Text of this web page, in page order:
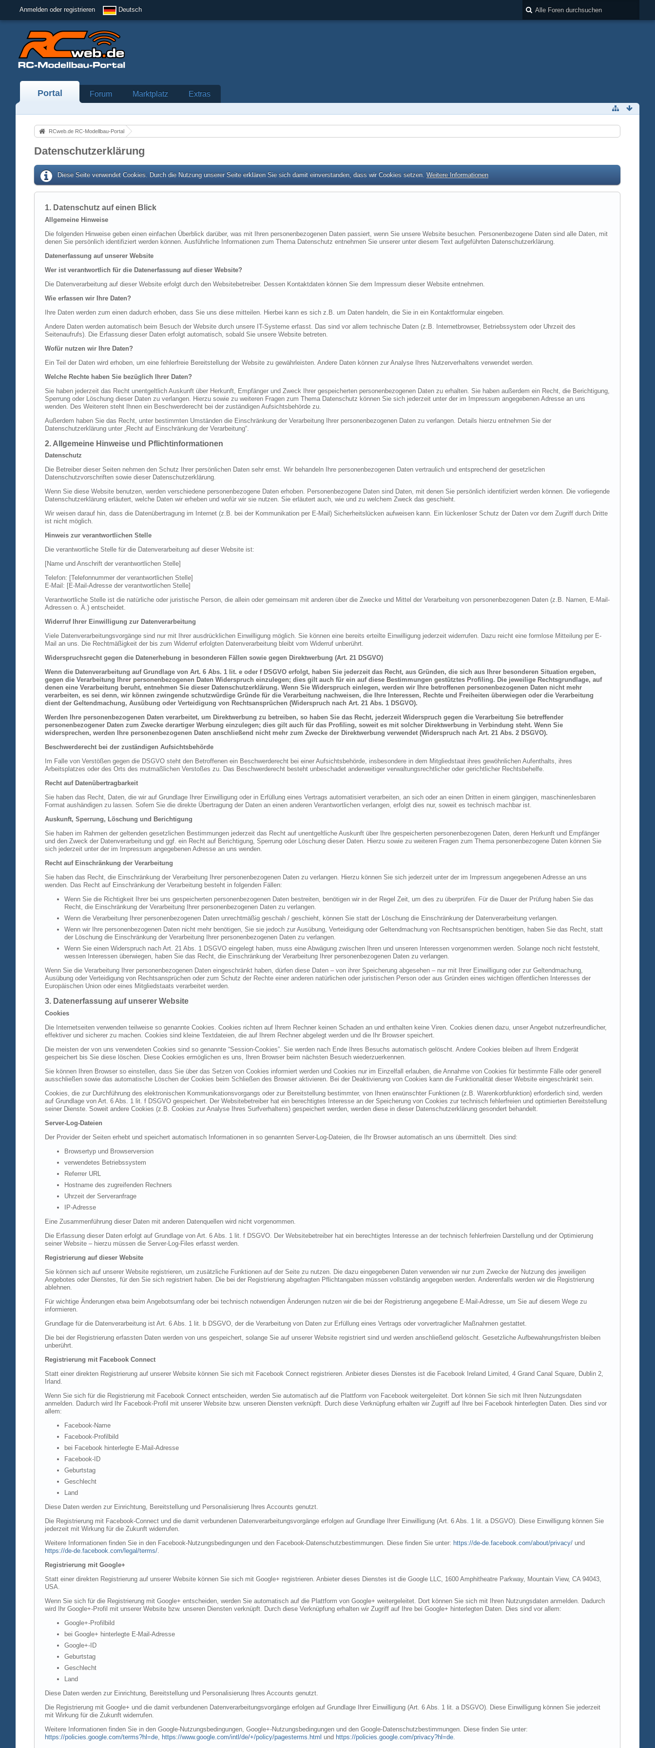
Anmelden oder registrieren Deutsch
Portal Forum Marktplatz Extras
RCweb.de RC-Modellbau-Portal
Datenschutzerklärung
Diese Seite verwendet Cookies. Durch die Nutzung unserer Seite erklären Sie sich damit einverstanden, dass wir Cookies setzen. Weitere Informationen
1. Datenschutz auf einen Blick
Allgemeine Hinweise
Die folgenden Hinweise geben einen einfachen Überblick darüber, was mit Ihren personenbezogenen Daten passiert, wenn Sie unsere Website besuchen. Personenbezogene Daten sind alle Daten, mit
denen Sie persönlich identifiziert werden können. Ausführliche Informationen zum Thema Datenschutz entnehmen Sie unserer unter diesem Text aufgeführten Datenschutzerklärung.
Datenerfassung auf unserer Website
Wer ist verantwortlich für die Datenerfassung auf dieser Website?
Die Datenverarbeitung auf dieser Website erfolgt durch den Websitebetreiber. Dessen Kontaktdaten können Sie dem Impressum dieser Website entnehmen.
Wie erfassen wir Ihre Daten?
Ihre Daten werden zum einen dadurch erhoben, dass Sie uns diese mitteilen. Hierbei kann es sich z.B. um Daten handeln, die Sie in ein Kontaktformular eingeben.
Andere Daten werden automatisch beim Besuch der Website durch unsere IT-Systeme erfasst. Das sind vor allem technische Daten (z.B. Internetbrowser, Betriebssystem oder Uhrzeit des
Seitenaufrufs). Die Erfassung dieser Daten erfolgt automatisch, sobald Sie unsere Website betreten.
Wofür nutzen wir Ihre Daten?
Ein Teil der Daten wird erhoben, um eine fehlerfreie Bereitstellung der Website zu gewährleisten. Andere Daten können zur Analyse Ihres Nutzerverhaltens verwendet werden.
Welche Rechte haben Sie bezüglich Ihrer Daten?
Sie haben jederzeit das Recht unentgeltlich Auskunft über Herkunft, Empfänger und Zweck Ihrer gespeicherten personenbezogenen Daten zu erhalten. Sie haben außerdem ein Recht, die Berichtigung,
Sperrung oder Löschung dieser Daten zu verlangen. Hierzu sowie zu weiteren Fragen zum Thema Datenschutz können Sie sich jederzeit unter der im Impressum angegebenen Adresse an uns
wenden. Des Weiteren steht Ihnen ein Beschwerderecht bei der zuständigen Aufsichtsbehörde zu.
Außerdem haben Sie das Recht, unter bestimmten Umständen die Einschränkung der Verarbeitung Ihrer personenbezogenen Daten zu verlangen. Details hierzu entnehmen Sie der
Datenschutzerklärung unter „Recht auf Einschränkung der Verarbeitung“.
2. Allgemeine Hinweise und Pflichtinformationen
Datenschutz
Die Betreiber dieser Seiten nehmen den Schutz Ihrer persönlichen Daten sehr ernst. Wir behandeln Ihre personenbezogenen Daten vertraulich und entsprechend der gesetzlichen
Datenschutzvorschriften sowie dieser Datenschutzerklärung.
Wenn Sie diese Website benutzen, werden verschiedene personenbezogene Daten erhoben. Personenbezogene Daten sind Daten, mit denen Sie persönlich identifiziert werden können. Die vorliegende
Datenschutzerklärung erläutert, welche Daten wir erheben und wofür wir sie nutzen. Sie erläutert auch, wie und zu welchem Zweck das geschieht.
Wir weisen darauf hin, dass die Datenübertragung im Internet (z.B. bei der Kommunikation per E-Mail) Sicherheitslücken aufweisen kann. Ein lückenloser Schutz der Daten vor dem Zugriff durch Dritte
ist nicht möglich.
Hinweis zur verantwortlichen Stelle
Die verantwortliche Stelle für die Datenverarbeitung auf dieser Website ist:
[Name und Anschrift der verantwortlichen Stelle]
Telefon: [Telefonnummer der verantwortlichen Stelle]
E-Mail: [E-Mail-Adresse der verantwortlichen Stelle]
Verantwortliche Stelle ist die natürliche oder juristische Person, die allein oder gemeinsam mit anderen über die Zwecke und Mittel der Verarbeitung von personenbezogenen Daten (z.B. Namen, E-Mail-
Adressen o. Ä.) entscheidet.
Widerruf Ihrer Einwilligung zur Datenverarbeitung
Viele Datenverarbeitungsvorgänge sind nur mit Ihrer ausdrücklichen Einwilligung möglich. Sie können eine bereits erteilte Einwilligung jederzeit widerrufen. Dazu reicht eine formlose Mitteilung per E-
Mail an uns. Die Rechtmäßigkeit der bis zum Widerruf erfolgten Datenverarbeitung bleibt vom Widerruf unberührt.
Widerspruchsrecht gegen die Datenerhebung in besonderen Fällen sowie gegen Direktwerbung (Art. 21 DSGVO)
Wenn die Datenverarbeitung auf Grundlage von Art. 6 Abs. 1 lit. e oder f DSGVO erfolgt, haben Sie jederzeit das Recht, aus Gründen, die sich aus Ihrer besonderen Situation ergeben,
gegen die Verarbeitung Ihrer personenbezogenen Daten Widerspruch einzulegen; dies gilt auch für ein auf diese Bestimmungen gestütztes Profiling. Die jeweilige Rechtsgrundlage, auf
denen eine Verarbeitung beruht, entnehmen Sie dieser Datenschutzerklärung. Wenn Sie Widerspruch einlegen, werden wir Ihre betroffenen personenbezogenen Daten nicht mehr
verarbeiten, es sei denn, wir können zwingende schutzwürdige Gründe für die Verarbeitung nachweisen, die Ihre Interessen, Rechte und Freiheiten überwiegen oder die Verarbeitung
dient der Geltendmachung, Ausübung oder Verteidigung von Rechtsansprüchen (Widerspruch nach Art. 21 Abs. 1 DSGVO).
Werden Ihre personenbezogenen Daten verarbeitet, um Direktwerbung zu betreiben, so haben Sie das Recht, jederzeit Widerspruch gegen die Verarbeitung Sie betreffender
personenbezogener Daten zum Zwecke derartiger Werbung einzulegen; dies gilt auch für das Profiling, soweit es mit solcher Direktwerbung in Verbindung steht. Wenn Sie
widersprechen, werden Ihre personenbezogenen Daten anschließend nicht mehr zum Zwecke der Direktwerbung verwendet (Widerspruch nach Art. 21 Abs. 2 DSGVO).
Beschwerderecht bei der zuständigen Aufsichtsbehörde
Im Falle von Verstößen gegen die DSGVO steht den Betroffenen ein Beschwerderecht bei einer Aufsichtsbehörde, insbesondere in dem Mitgliedstaat ihres gewöhnlichen Aufenthalts, ihres
Arbeitsplatzes oder des Orts des mutmaßlichen Verstoßes zu. Das Beschwerderecht besteht unbeschadet anderweitiger verwaltungsrechtlicher oder gerichtlicher Rechtsbehelfe.
Recht auf Datenübertragbarkeit
Sie haben das Recht, Daten, die wir auf Grundlage Ihrer Einwilligung oder in Erfüllung eines Vertrags automatisiert verarbeiten, an sich oder an einen Dritten in einem gängigen, maschinenlesbaren
Format aushändigen zu lassen. Sofern Sie die direkte Übertragung der Daten an einen anderen Verantwortlichen verlangen, erfolgt dies nur, soweit es technisch machbar ist.
Auskunft, Sperrung, Löschung und Berichtigung
Sie haben im Rahmen der geltenden gesetzlichen Bestimmungen jederzeit das Recht auf unentgeltliche Auskunft über Ihre gespeicherten personenbezogenen Daten, deren Herkunft und Empfänger
und den Zweck der Datenverarbeitung und ggf. ein Recht auf Berichtigung, Sperrung oder Löschung dieser Daten. Hierzu sowie zu weiteren Fragen zum Thema personenbezogene Daten können Sie
sich jederzeit unter der im Impressum angegebenen Adresse an uns wenden.
Recht auf Einschränkung der Verarbeitung
Sie haben das Recht, die Einschränkung der Verarbeitung Ihrer personenbezogenen Daten zu verlangen. Hierzu können Sie sich jederzeit unter der im Impressum angegebenen Adresse an uns
wenden. Das Recht auf Einschränkung der Verarbeitung besteht in folgenden Fällen:
Wenn Sie die Richtigkeit Ihrer bei uns gespeicherten personenbezogenen Daten bestreiten, benötigen wir in der Regel Zeit, um dies zu überprüfen. Für die Dauer der Prüfung haben Sie das
Recht, die Einschränkung der Verarbeitung Ihrer personenbezogenen Daten zu verlangen.
Wenn die Verarbeitung Ihrer personenbezogenen Daten unrechtmäßig geschah / geschieht, können Sie statt der Löschung die Einschränkung der Datenverarbeitung verlangen.
Wenn wir Ihre personenbezogenen Daten nicht mehr benötigen, Sie sie jedoch zur Ausübung, Verteidigung oder Geltendmachung von Rechtsansprüchen benötigen, haben Sie das Recht, statt
der Löschung die Einschränkung der Verarbeitung Ihrer personenbezogenen Daten zu verlangen.
Wenn Sie einen Widerspruch nach Art. 21 Abs. 1 DSGVO eingelegt haben, muss eine Abwägung zwischen Ihren und unseren Interessen vorgenommen werden. Solange noch nicht feststeht,
wessen Interessen überwiegen, haben Sie das Recht, die Einschränkung der Verarbeitung Ihrer personenbezogenen Daten zu verlangen.
Wenn Sie die Verarbeitung Ihrer personenbezogenen Daten eingeschränkt haben, dürfen diese Daten – von ihrer Speicherung abgesehen – nur mit Ihrer Einwilligung oder zur Geltendmachung,
Ausübung oder Verteidigung von Rechtsansprüchen oder zum Schutz der Rechte einer anderen natürlichen oder juristischen Person oder aus Gründen eines wichtigen öffentlichen Interesses der
Europäischen Union oder eines Mitgliedstaats verarbeitet werden.
3. Datenerfassung auf unserer Website
Cookies
Die Internetseiten verwenden teilweise so genannte Cookies. Cookies richten auf Ihrem Rechner keinen Schaden an und enthalten keine Viren. Cookies dienen dazu, unser Angebot nutzerfreundlicher,
effektiver und sicherer zu machen. Cookies sind kleine Textdateien, die auf Ihrem Rechner abgelegt werden und die Ihr Browser speichert.
Die meisten der von uns verwendeten Cookies sind so genannte “Session-Cookies”. Sie werden nach Ende Ihres Besuchs automatisch gelöscht. Andere Cookies bleiben auf Ihrem Endgerät
gespeichert bis Sie diese löschen. Diese Cookies ermöglichen es uns, Ihren Browser beim nächsten Besuch wiederzuerkennen.
Sie können Ihren Browser so einstellen, dass Sie über das Setzen von Cookies informiert werden und Cookies nur im Einzelfall erlauben, die Annahme von Cookies für bestimmte Fälle oder generell
ausschließen sowie das automatische Löschen der Cookies beim Schließen des Browser aktivieren. Bei der Deaktivierung von Cookies kann die Funktionalität dieser Website eingeschränkt sein.
Cookies, die zur Durchführung des elektronischen Kommunikationsvorgangs oder zur Bereitstellung bestimmter, von Ihnen erwünschter Funktionen (z.B. Warenkorbfunktion) erforderlich sind, werden
auf Grundlage von Art. 6 Abs. 1 lit. f DSGVO gespeichert. Der Websitebetreiber hat ein berechtigtes Interesse an der Speicherung von Cookies zur technisch fehlerfreien und optimierten Bereitstellung
seiner Dienste. Soweit andere Cookies (z.B. Cookies zur Analyse Ihres Surfverhaltens) gespeichert werden, werden diese in dieser Datenschutzerklärung gesondert behandelt.
Server-Log-Dateien
Der Provider der Seiten erhebt und speichert automatisch Informationen in so genannten Server-Log-Dateien, die Ihr Browser automatisch an uns übermittelt. Dies sind:
Browsertyp und Browserversion
verwendetes Betriebssystem
Referrer URL
Hostname des zugreifenden Rechners
Uhrzeit der Serveranfrage
IP-Adresse
Eine Zusammenführung dieser Daten mit anderen Datenquellen wird nicht vorgenommen.
Die Erfassung dieser Daten erfolgt auf Grundlage von Art. 6 Abs. 1 lit. f DSGVO. Der Websitebetreiber hat ein berechtigtes Interesse an der technisch fehlerfreien Darstellung und der Optimierung
seiner Website – hierzu müssen die Server-Log-Files erfasst werden.
Registrierung auf dieser Website
Sie können sich auf unserer Website registrieren, um zusätzliche Funktionen auf der Seite zu nutzen. Die dazu eingegebenen Daten verwenden wir nur zum Zwecke der Nutzung des jeweiligen
Angebotes oder Dienstes, für den Sie sich registriert haben. Die bei der Registrierung abgefragten Pflichtangaben müssen vollständig angegeben werden. Anderenfalls werden wir die Registrierung
ablehnen.
Für wichtige Änderungen etwa beim Angebotsumfang oder bei technisch notwendigen Änderungen nutzen wir die bei der Registrierung angegebene E-Mail-Adresse, um Sie auf diesem Wege zu
informieren.
Grundlage für die Datenverarbeitung ist Art. 6 Abs. 1 lit. b DSGVO, der die Verarbeitung von Daten zur Erfüllung eines Vertrags oder vorvertraglicher Maßnahmen gestattet.
Die bei der Registrierung erfassten Daten werden von uns gespeichert, solange Sie auf unserer Website registriert sind und werden anschließend gelöscht. Gesetzliche Aufbewahrungsfristen bleiben
unberührt.
Registrierung mit Facebook Connect
Statt einer direkten Registrierung auf unserer Website können Sie sich mit Facebook Connect registrieren. Anbieter dieses Dienstes ist die Facebook Ireland Limited, 4 Grand Canal Square, Dublin 2,
Irland.
Wenn Sie sich für die Registrierung mit Facebook Connect entscheiden, werden Sie automatisch auf die Plattform von Facebook weitergeleitet. Dort können Sie sich mit Ihren Nutzungsdaten
anmelden. Dadurch wird Ihr Facebook-Profil mit unserer Website bzw. unseren Diensten verknüpft. Durch diese Verknüpfung erhalten wir Zugriff auf Ihre bei Facebook hinterlegten Daten. Dies sind vor
allem:
Facebook-Name
Facebook-Profilbild
bei Facebook hinterlegte E-Mail-Adresse
Facebook-ID
Geburtstag
Geschlecht
Land
Diese Daten werden zur Einrichtung, Bereitstellung und Personalisierung Ihres Accounts genutzt.
Die Registrierung mit Facebook-Connect und die damit verbundenen Datenverarbeitungsvorgänge erfolgen auf Grundlage Ihrer Einwilligung (Art. 6 Abs. 1 lit. a DSGVO). Diese Einwilligung können Sie
jederzeit mit Wirkung für die Zukunft widerrufen.
Weitere Informationen finden Sie in den Facebook-Nutzungsbedingungen und den Facebook-Datenschutzbestimmungen. Diese finden Sie unter: https://de-de.facebook.com/about/privacy/ und
https://de-de.facebook.com/legal/terms/.
Registrierung mit Google+
Statt einer direkten Registrierung auf unserer Website können Sie sich mit Google+ registrieren. Anbieter dieses Dienstes ist die Google LLC, 1600 Amphitheatre Parkway, Mountain View, CA 94043,
USA.
Wenn Sie sich für die Registrierung mit Google+ entscheiden, werden Sie automatisch auf die Plattform von Google+ weitergeleitet. Dort können Sie sich mit Ihren Nutzungsdaten anmelden. Dadurch
wird Ihr Google+-Profil mit unserer Website bzw. unseren Diensten verknüpft. Durch diese Verknüpfung erhalten wir Zugriff auf Ihre bei Google+ hinterlegten Daten. Dies sind vor allem:
Google+-Profilbild
bei Google+ hinterlegte E-Mail-Adresse
Google+-ID
Geburtstag
Geschlecht
Land
Diese Daten werden zur Einrichtung, Bereitstellung und Personalisierung Ihres Accounts genutzt.
Die Registrierung mit Google+ und die damit verbundenen Datenverarbeitungsvorgänge erfolgen auf Grundlage Ihrer Einwilligung (Art. 6 Abs. 1 lit. a DSGVO). Diese Einwilligung können Sie jederzeit
mit Wirkung für die Zukunft widerrufen.
Weitere Informationen finden Sie in den Google-Nutzungsbedingungen, Google+-Nutzungsbedingungen und den Google-Datenschutzbestimmungen. Diese finden Sie unter:
https://policies.google.com/terms?hl=de, https://www.google.com/intl/de/+/policy/pagesterms.html und https://policies.google.com/privacy?hl=de.